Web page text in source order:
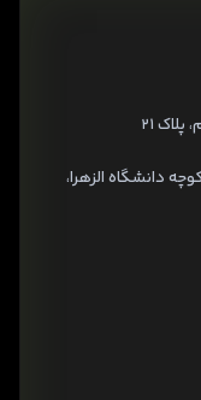
۲۱
دانشگاه الزهرا،